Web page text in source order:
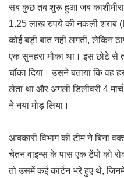
सब कुछ तब शुरू हुआ जब
1.25 लाख रुपये की नकली शराब
कोई बड़ी बात नहीं लगती, लेकिन
एक सुनहरा मौका था। इस छोटे से
चौंका दिया। उसने बताया कि
लेता था और अगली डिलीवरी 4
ने नया मोड़ लिया।
आबकारी विभाग की टीम ने बिना
चेतन वाइन्स के पास एक टेंपो को
तो उसमें कई कार्टन भरे हुए थे, जिनमें